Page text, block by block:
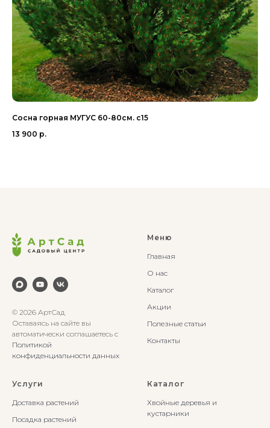
Сосна горная МУГУС 60-80см. с15
13 900 р.
© 2026 АртСад
Оставаясь на сайте вы
автоматически соглашаетесь с
Политикой
конфиденциальности данных
Меню
Главная
О нас
Каталог
Акции
Полезные статьи
Контакты
Услуги
Доставка растений
Посадка растений
Каталог
Хвойные деревья и
кустарники